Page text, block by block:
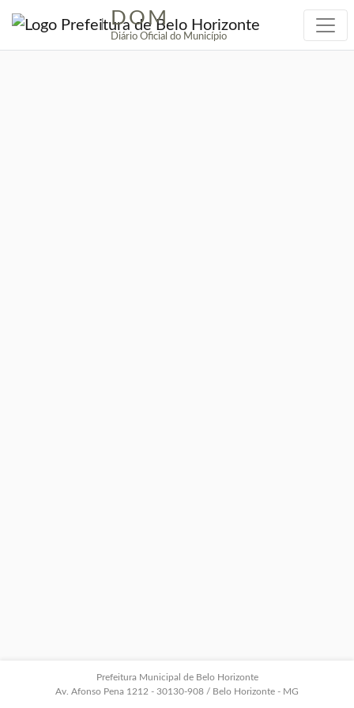
| DOM
Diário Oficial do Município
Prefeitura Municipal de Belo Horizonte
Av. Afonso Pena 1212 - 30130-908 / Belo Horizonte - MG